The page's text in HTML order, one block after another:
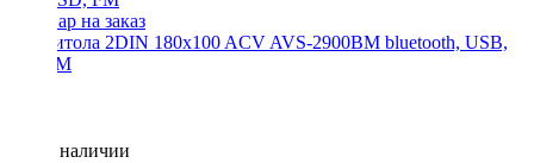
Магнитола 2DIN 180x100 ACV AVS-2900BM bluetooth, USB,
SD, FM
Нет в наличии